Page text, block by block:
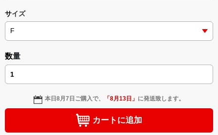
よろしくお願い致します。(｡•ㅅ•｡) (*´•ω•`*)…
平成三十年10月20日16時45分10月22日12時58分、
12.28.22.33.に追書。
サイズ
数量
本日8月7日 ご購入で、 「8月13日 」 に発送致します。
カートに追加